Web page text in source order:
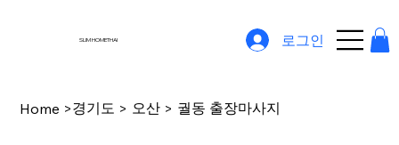
SLIM HOMETHAI 로그인
Home >경기도 > 오산 > 궐동 출장마사지